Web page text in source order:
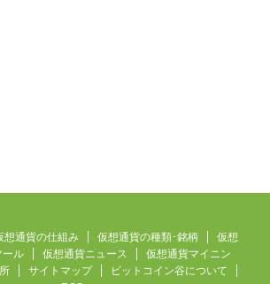
想通貨の仕組み 仮想通貨の種類･銘柄
仮想
ール
仮想通貨ニュース
仮想通貨マイニン
サイトマップ
ビットコイン谷について